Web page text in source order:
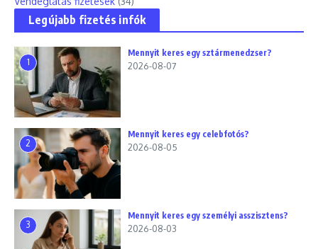
Legújabb fizetés infók
1
Mennyit keres egy sztármenedzser?
2026-08-07
2
Mennyit keres egy celebfotós?
2026-08-05
3
Mennyit keres egy személyi asszisztens?
2026-08-03